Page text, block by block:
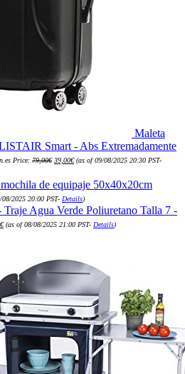
Maleta
Smart - Abs Extremadamente
Price: 79,00€ precio
79,00€.
39,00€precio
39,00€.
(as of 09/08/2025 20:30 PST-
de equipaje 50x40x20cm
2025 20:00 PST- Details)
Agua Verde Poliuretano Talla 7 -
€precio
(as of 08/08/2025 21:00 PST- Details)